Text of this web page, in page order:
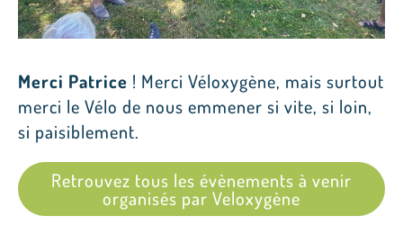
Merci Patrice ! Merci Véloxygène, mais surtout
merci le Vélo de nous emmener si vite, si loin,
si paisiblement.
Retrouvez tous les évènements à venir
organisés par Veloxygène